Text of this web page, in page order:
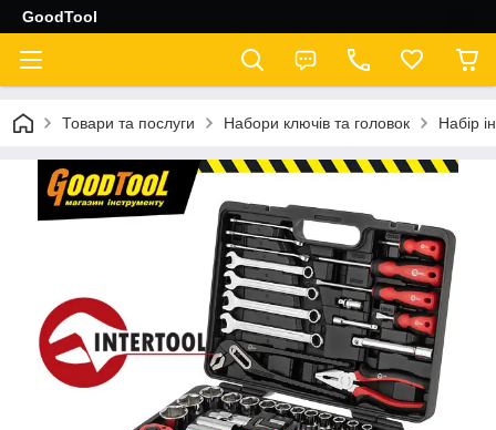
GoodTool
Товари та послуги Набори ключів та головок Набір